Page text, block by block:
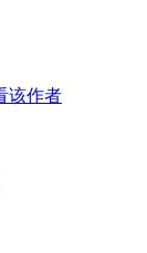
该作者